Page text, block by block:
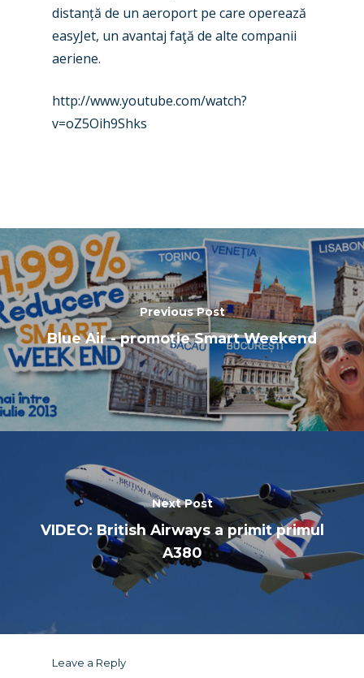
distanță de un aeroport pe care operează
easyJet, un avantaj faţă de alte companii
aeriene.
http://www.youtube.com/watch?
v=oZ5Oih9Shks
Previous Post
Blue Air - promoție Smart Weekend
Next Post
VIDEO: British Airways a primit primul
A380
Leave a Reply